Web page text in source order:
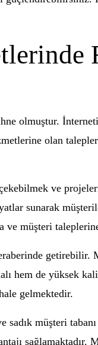
olmuştur.
olan
ve
sunarak
ve müşteri
hem de yüksek
gelmektedir.
müşteri
sağlamaktadır.